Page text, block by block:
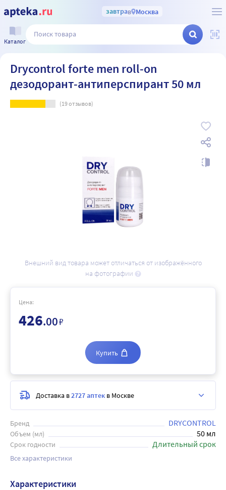
завтрав Москва
Каталог
Drycontrol forte men roll-on
дезодорант-антиперспирант 50 мл
(19отзывов)
Внешний вид товара может отличаться от изображённого
на фотографии
Бренд DRYCONTROL
Объем (мл) 50 мл
Срок годности Длительный срок
Все характеристики
Цена:
426.00₽
Купить
Доставка в2727 аптек в Москве
Характеристики